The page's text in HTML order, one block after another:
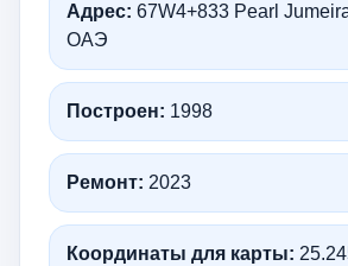
Адрес: 67W4+833 Pearl
ОАЭ
Построен: 1998
Ремонт: 2023
Координаты для карты: